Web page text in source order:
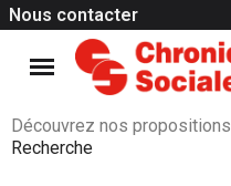
Nous contacter
Découvrez nos propositions
Recherche